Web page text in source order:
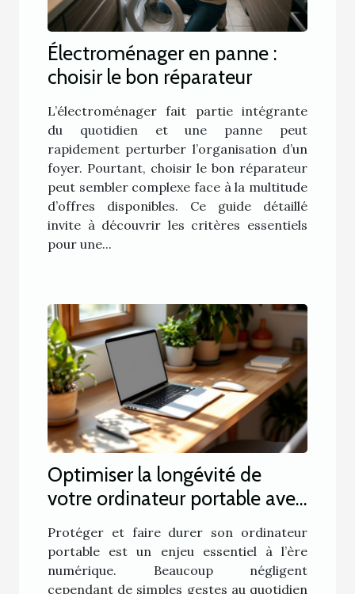
Électroménager en panne :
choisir le bon réparateur
L’électroménager fait partie intégrante
du quotidien et une panne peut
rapidement perturber l’organisation d’un
foyer. Pourtant, choisir le bon réparateur
peut sembler complexe face à la multitude
d’offres disponibles. Ce guide détaillé
invite à découvrir les critères essentiels
pour une...
Optimiser la longévité de
votre ordinateur portable avec
des astuces simples
Protéger et faire durer son ordinateur
portable est un enjeu essentiel à l’ère
numérique. Beaucoup négligent
cependant de simples gestes au quotidien